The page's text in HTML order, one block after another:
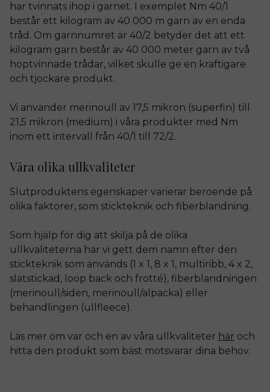
har tvinnats ihop i garnet. I exemplet Nm 40/1
består ett kilogram av 40 000 m garn av en enda
tråd. Om garnnumret är 40/2 betyder det att ett
kilogram garn består av 40 000 meter garn av två
hoptvinnade trådar, vilket skulle ge en kraftigare
och tjockare produkt.
Vi använder merinoull av 17,5 mikron (superfin) till
21,5 mikron (medium) i våra produkter med Nm
inom ett intervall från 40/1 till 72/2.
Våra olika ullkvaliteter
Slutproduktens egenskaper varierar beroende på
olika faktorer, som stickteknik och fiberblandning.
Som hjälp för dig att skilja på de olika
ullkvaliteterna har vi gett dem namn efter den
stickteknik som används (1 x 1, 8 x 1, multiribb, 4 x 2,
slätstickad, loop back och frotté), fiberblandningen
(merinoull/siden, merinoull/alpacka) eller
behandlingen (ullfleece).
Läs mer om var och en av våra ullkvaliteter här och
hitta den produkt som bäst motsvarar dina behov.